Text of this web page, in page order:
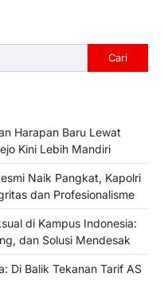
Cari
Harapan Baru Lewat
Kini Lebih Mandiri
Naik Pangkat, Kapolri
dan Profesionalisme
di Kampus Indonesia:
dan Solusi Mendesak
Di Balik Tekanan Tarif AS